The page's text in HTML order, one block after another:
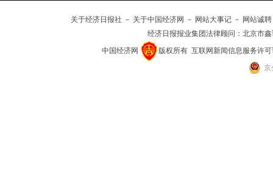
关于经济日报社 － 关于中国经济网 － 网站大事记 － 网站诚聘
经济日报报业集团法律顾问： 北京市
中国经济网
版权所有互联网新闻信息服务许可
京